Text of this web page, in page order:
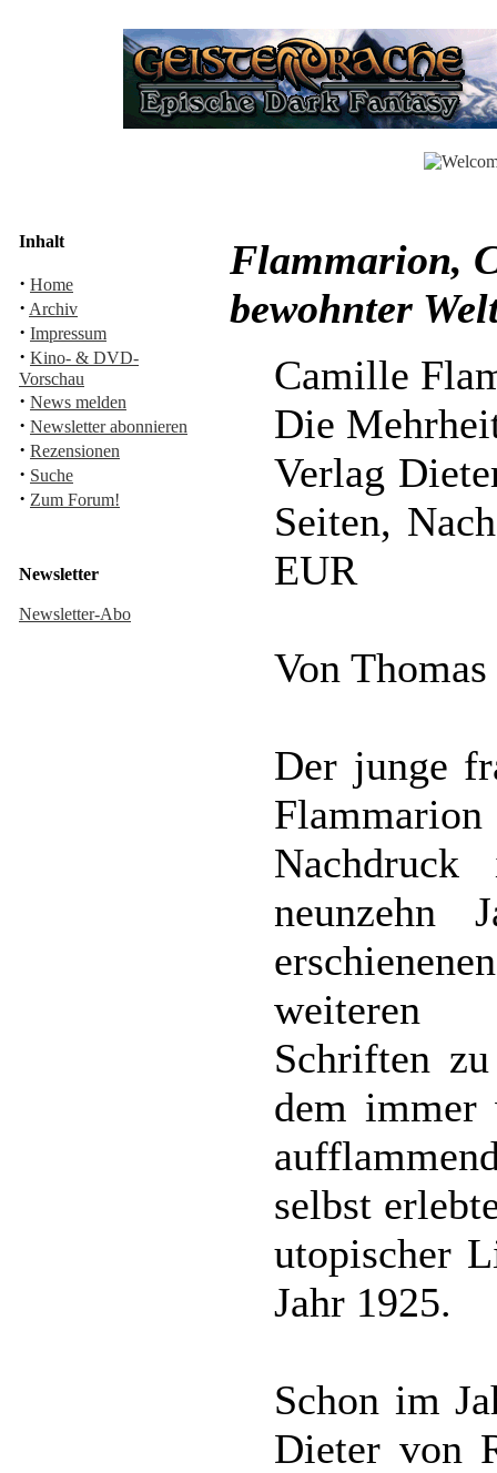
Inhalt
· Home
· Archiv
· Impressum
· Kino- & DVD-
Vorschau
· News melden
· Newsletter abonnieren
· Rezensionen
· Suche
· Zum Forum!
Newsletter
Newsletter-Abo
Flammarion,
bewohnter
Camille
Die
Verlag
Seiten,
EUR
Von
Der junge
neunzehn
weiteren
Schriften
dem immer
selbst
utopischer
Jahr 1925.
Schon im
Dieter von